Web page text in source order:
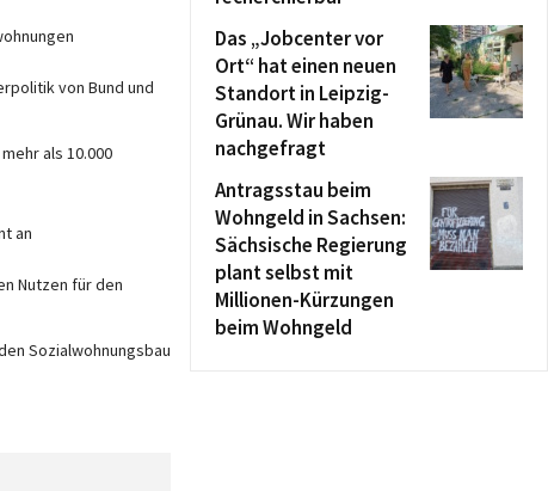
von Bund und
als 10.000
an
Nutzen für den
Sozialwohnungsbau
Das „Jobcenter vor
Ort“ hat einen neuen
Standort in Leipzig-
Grünau. Wir haben
nachgefragt
Antragsstau beim
Wohngeld in Sachsen:
Sächsische Regierung
plant selbst mit
Millionen-Kürzungen
beim Wohngeld